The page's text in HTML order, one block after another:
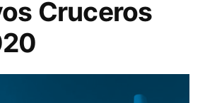
Cruceros